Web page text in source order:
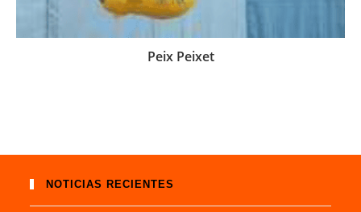
Peix Peixet
NOTICIAS RECIENTES